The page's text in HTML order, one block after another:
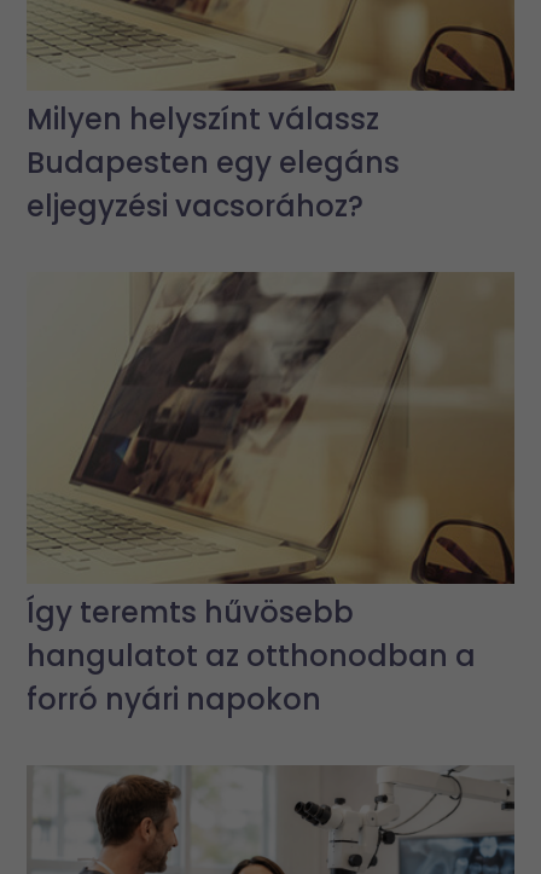
Milyen helyszínt válassz
Budapesten egy elegáns
eljegyzési vacsorához?
Így teremts hűvösebb
hangulatot az otthonodban a
forró nyári napokon